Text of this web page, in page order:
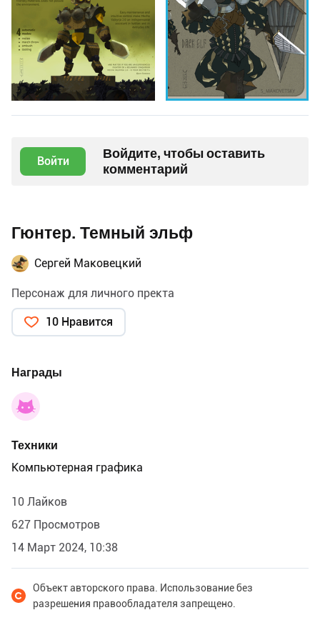
Войти
Войдите, чтобы оставить
комментарий
Гюнтер. Темный эльф
Сергей Маковецкий
Персонаж для личного пректа
10 Нравится
Награды
Техники
Компьютерная графика
10 Лайков
627 Просмотров
14 Март 2024, 10:38
Объект авторского права. Использование без
разрешения правообладателя запрещено.